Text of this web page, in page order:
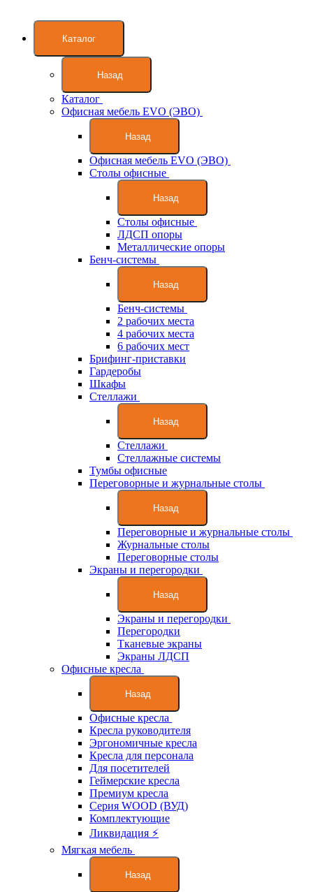
Каталог
Назад
Каталог
Офисная мебель EVO (ЭВО)
Назад
Офисная мебель EVO (ЭВО)
Cтолы офисные
Назад
Cтолы офисные
ЛДСП опоры
Металлические опоры
Бенч-системы
Назад
Бенч-системы
2 рабочих места
4 рабочих места
6 рабочих мест
Брифинг-приставки
Гардеробы
Шкафы
Стеллажи
Назад
Стеллажи
Стеллажные системы
Тумбы офисные
Переговорные и журнальные столы
Назад
Переговорные и журнальные столы
Журнальные столы
Переговорные столы
Экраны и перегородки
Назад
Экраны и перегородки
Перегородки
Тканевые экраны
Экраны ЛДСП
Офисные кресла
Назад
Офисные кресла
Кресла руководителя
Эргономичные кресла
Кресла для персонала
Для посетителей
Геймерские кресла
Премиум кресла
Серия WOOD (ВУД)
Комплектующие
Ликвидация ⚡
Мягкая мебель
Назад